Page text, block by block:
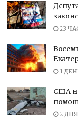
23
1
США
2